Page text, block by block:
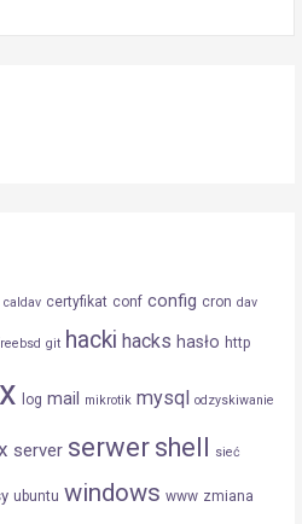
caldav certyfikat conf config cron dav
git hacki hacks hasło http
log mail mikrotik mysql odzyskiwanie
server serwer shell sieć
ubuntu windows www zmiana